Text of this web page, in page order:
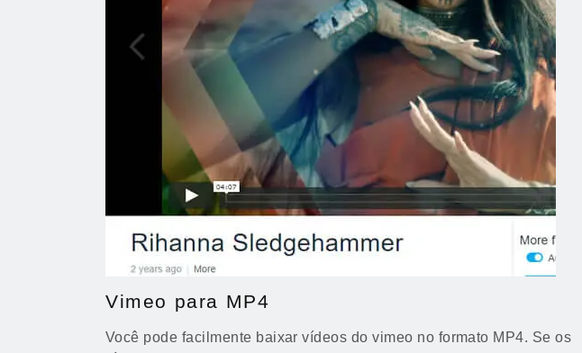
Vimeo para MP4
Você pode facilmente baixar vídeos do vimeo no formato MP4. Se os